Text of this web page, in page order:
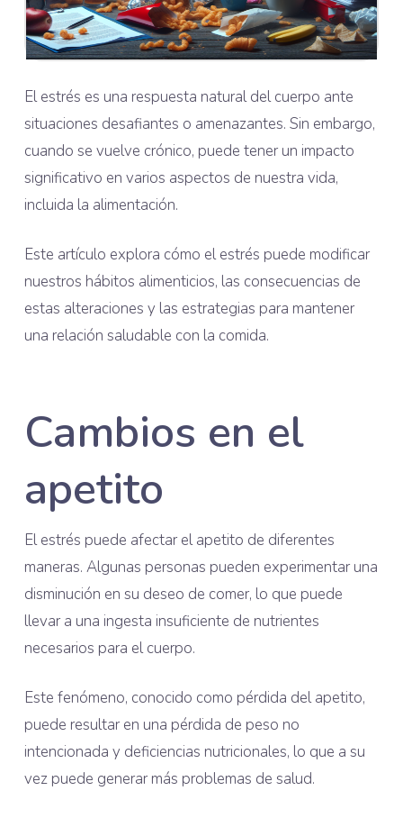
El estrés es una respuesta natural del cuerpo ante
situaciones desafiantes o amenazantes. Sin embargo,
cuando se vuelve crónico, puede tener un impacto
significativo en varios aspectos de nuestra vida,
incluida la alimentación.
Este artículo explora cómo el estrés puede modificar
nuestros hábitos alimenticios, las consecuencias de
estas alteraciones y las estrategias para mantener
una relación saludable con la comida.
Cambios en el
apetito
El estrés puede afectar el apetito de diferentes
maneras. Algunas personas pueden experimentar una
disminución en su deseo de comer, lo que puede
llevar a una ingesta insuficiente de nutrientes
necesarios para el cuerpo.
Este fenómeno, conocido como pérdida del apetito,
puede resultar en una pérdida de peso no
intencionada y deficiencias nutricionales, lo que a su
vez puede generar más problemas de salud.